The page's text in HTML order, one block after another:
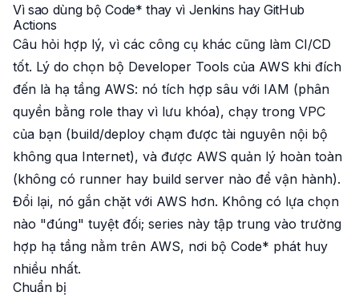
Vì sao dùng bộ Code* thay vì Jenkins hay GitHub
Actions
Câu hỏi hợp lý, vì các công cụ khác cũng làm CI/CD
tốt. Lý do chọn bộ Developer Tools của AWS khi đích
đến là hạ tầng AWS: nó tích hợp sâu với IAM (phân
quyền bằng role thay vì lưu khóa), chạy trong VPC
của bạn (build/deploy chạm được tài nguyên nội bộ
không qua Internet), và được AWS quản lý hoàn toàn
(không có runner hay build server nào để vận hành).
Đổi lại, nó gắn chặt với AWS hơn. Không có lựa chọn
nào "đúng" tuyệt đối; series này tập trung vào trường
hợp hạ tầng nằm trên AWS, nơi bộ Code* phát huy
nhiều nhất.
Chuẩn bị